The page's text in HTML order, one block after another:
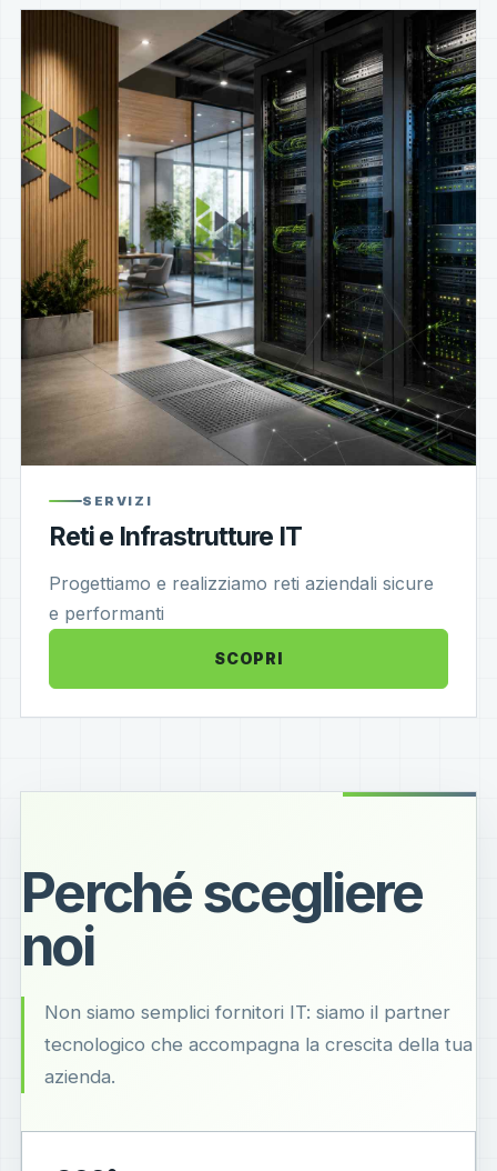
SERVIZI
Reti e Infrastrutture IT
Progettiamo e realizziamo reti aziendali sicure
e performanti
SCOPRI
Perché scegliere
noi
Non siamo semplici fornitori IT: siamo il partner
tecnologico che accompagna la crescita della tua
azienda.